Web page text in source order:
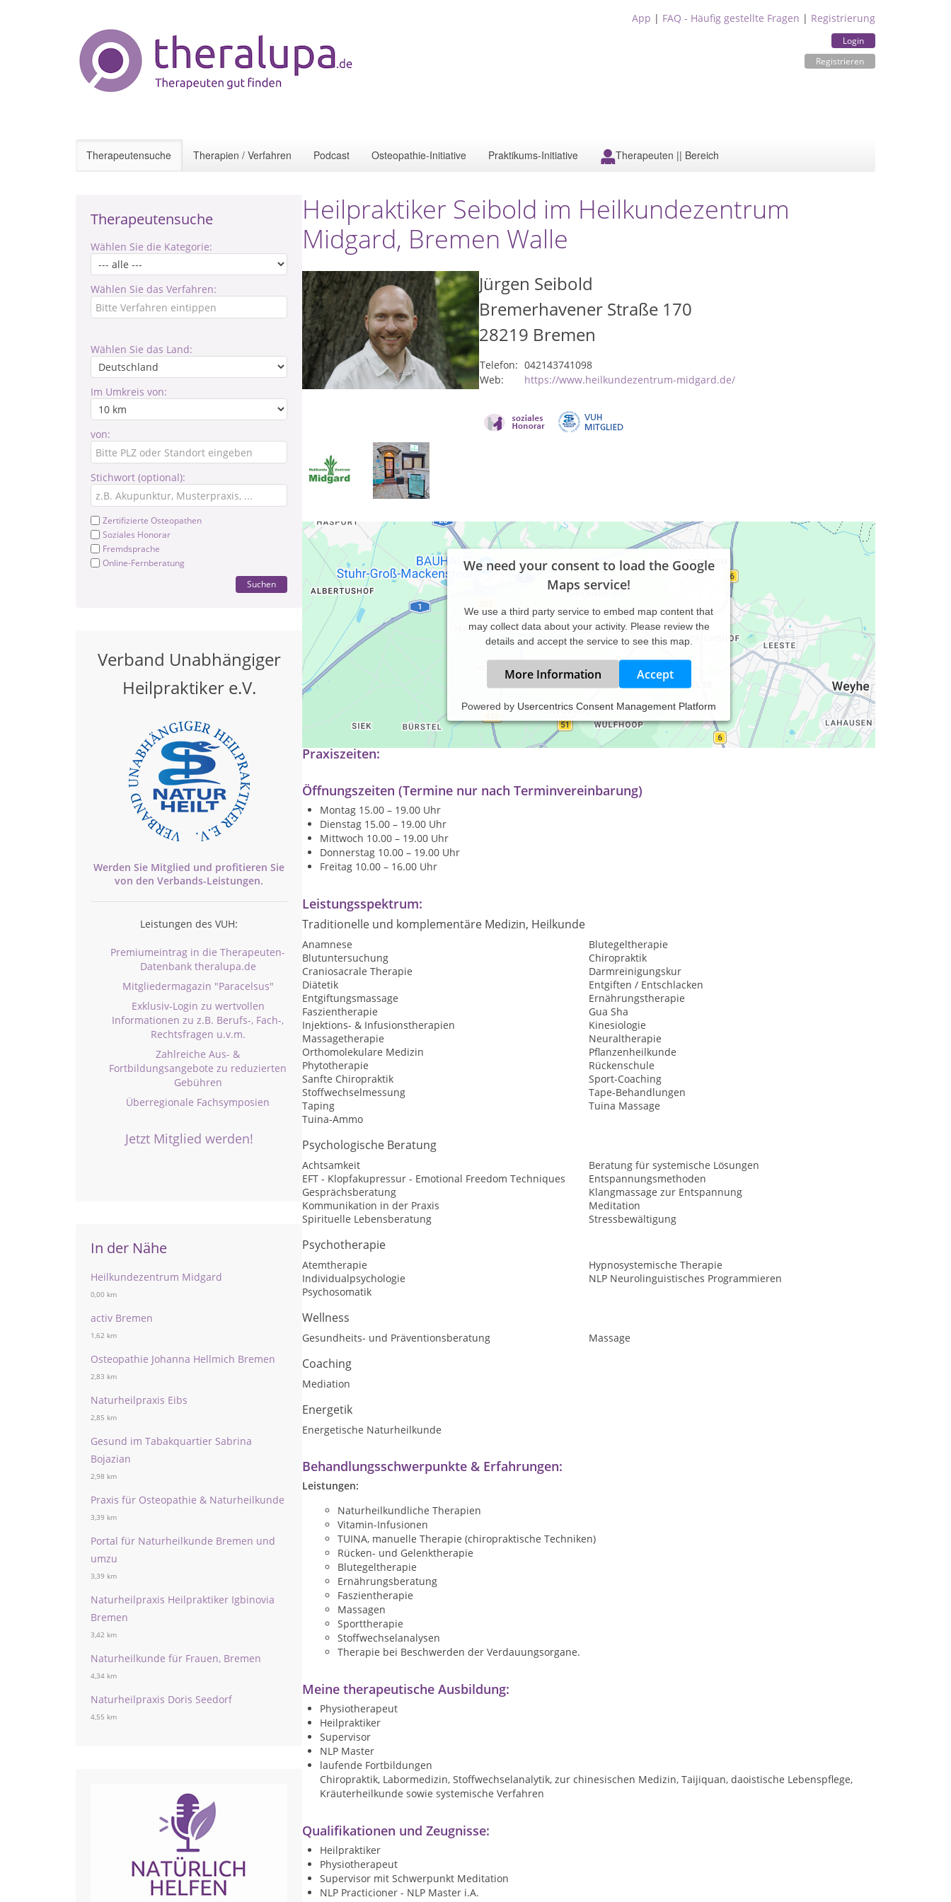
App | FAQ - Häufig gestellte Fragen | Registrierung
Login
Registrieren
Therapeutensuche Therapien / Verfahren Podcast Osteopathie-Initiative Praktikums-Initiative Therapeuten || Bereich
Therapeutensuche
Wählen Sie die Kategorie:
Wählen Sie das Verfahren:
Wählen Sie das Land:
Im Umkreis von:
von:
Stichwort (optional):
Zertifizierte Osteopathen
Soziales Honorar
Fremdsprache
Online-Fernberatung
Suchen
Verband Unabhängiger
Heilpraktiker e.V.
Werden Sie Mitglied und profitieren Sie
von den Verbands-Leistungen.
Leistungen des VUH:
Premiumeintrag in die Therapeuten-
Datenbank theralupa.de
Mitgliedermagazin "Paracelsus"
Exklusiv-Login zu wertvollen
Informationen zu z.B. Berufs-, Fach-,
Rechtsfragen u.v.m.
Zahlreiche Aus- &
Fortbildungsangebote zu reduzierten
Gebühren
Überregionale Fachsymposien
Jetzt Mitglied werden!
In der Nähe
Heilkundezentrum Midgard
0,00 km
activ Bremen
1,62 km
Osteopathie Johanna Hellmich Bremen
2,83 km
Naturheilpraxis Eibs
2,85 km
Gesund im Tabakquartier Sabrina
Bojazian
2,98 km
Praxis für Osteopathie & Naturheilkunde
3,39 km
Portal für Naturheilkunde Bremen und
umzu
3,39 km
Naturheilpraxis Heilpraktiker Igbinovia
Bremen
3,42 km
Naturheilkunde für Frauen, Bremen
4,34 km
Naturheilpraxis Doris Seedorf
4,55 km
Heilpraktiker Seibold im Heilkundezentrum
Midgard, Bremen Walle
Jürgen Seibold
Bremerhavener Straße 170
28219 Bremen
Telefon: 042143741098
Web:
https://www.heilkundezentrum-midgard.de/
We need your consent to load the Google
Maps service!
We use a third party service to embed map content that
may collect data about your activity. Please review the
details and accept the service to see this map.
More Information Accept
Powered by Usercentrics Consent Management Platform
Als selbständiger Therapeut seit 2007 in Bremen tätig, Gründung des Heilkundezentrum Midgard im Jahr 2015
Praxiszeiten:
Öffnungszeiten (Termine nur nach Terminvereinbarung)
Montag 15.00 – 19.00 Uhr
Dienstag 15.00 – 19.00 Uhr
Mittwoch 10.00 – 19.00 Uhr
Donnerstag 10.00 – 19.00 Uhr
Freitag 10.00 – 16.00 Uhr
Leistungsspektrum:
Traditionelle und komplementäre Medizin, Heilkunde
Anamnese
Blutegeltherapie
Blutuntersuchung
Chiropraktik
Craniosacrale Therapie
Darmreinigungskur
Diätetik
Entgiften / Entschlacken
Entgiftungsmassage
Ernährungstherapie
Faszientherapie
Gua Sha
Injektions- & Infusionstherapien
Kinesiologie
Massagetherapie
Neuraltherapie
Orthomolekulare Medizin
Pflanzenheilkunde
Phytotherapie
Rückenschule
Sanfte Chiropraktik
Sport-Coaching
Stoffwechselmessung
Tape-Behandlungen
Taping
Tuina Massage
Tuina-Ammo
Psychologische Beratung
Achtsamkeit
Beratung für systemische Lösungen
EFT - Klopfakupressur - Emotional Freedom Techniques
Entspannungsmethoden
Gesprächsberatung
Klangmassage zur Entspannung
Kommunikation in der Praxis
Meditation
Spirituelle Lebensberatung
Stressbewältigung
Psychotherapie
Atemtherapie
Hypnosystemische Therapie
Individualpsychologie
NLP Neurolinguistisches Programmieren
Psychosomatik
Wellness
Gesundheits- und Präventionsberatung Massage
Coaching
Mediation
Energetik
Energetische Naturheilkunde
Behandlungsschwerpunkte & Erfahrungen:
Leistungen:
Naturheilkundliche Therapien
Vitamin-Infusionen
TUINA, manuelle Therapie (chiropraktische Techniken)
Rücken- und Gelenktherapie
Blutegeltherapie
Ernährungsberatung
Faszientherapie
Massagen
Sporttherapie
Stoffwechselanalysen
Therapie bei Beschwerden der Verdauungsorgane.
Meine therapeutische Ausbildung:
Physiotherapeut
Heilpraktiker
Supervisor
NLP Master
laufende Fortbildungen
Chiropraktik, Labormedizin, Stoffwechselanalytik, zur chinesischen Medizin, Taijiquan, daoistische Lebenspflege,
Kräuterheilkunde sowie systemische Verfahren
Qualifikationen und Zeugnisse:
Heilpraktiker
Physiotherapeut
Supervisor mit Schwerpunkt Meditation
NLP Practicioner - NLP Master i.A.